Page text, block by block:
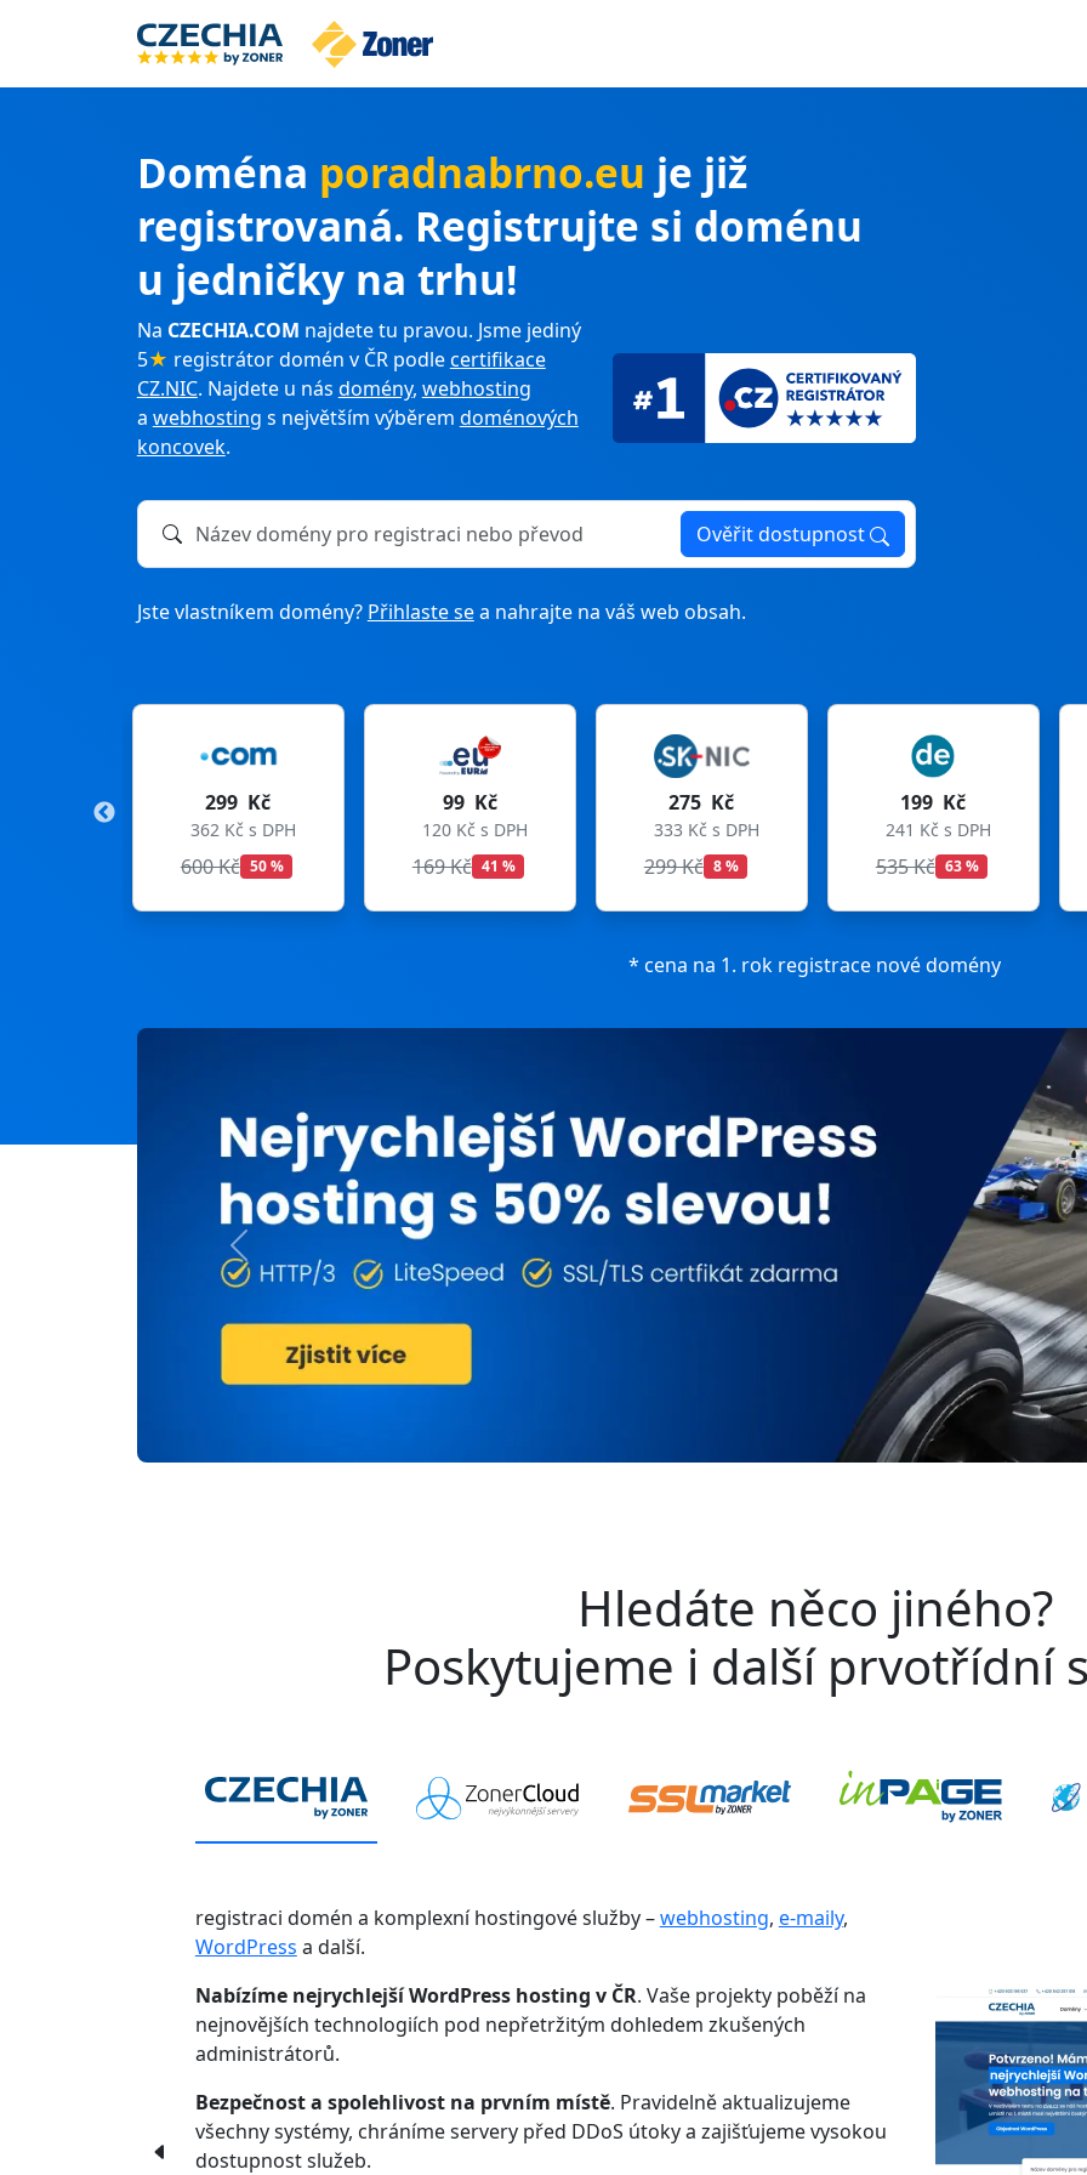
Doména poradnabrno.eu je již
registrovaná. Registrujte si doménu
u jedničky na trhu!
Na CZECHIA.COM najdete tu pravou. Jsme jediný
5★ registrátor domén v ČR podlecertifikace
CZ.NIC. Najdete u nás domény, webhosting
a webhosting s největším výběrem doménových
koncovek.
Název domény k registraci nebo převodu Ověřit dostupnost
Jste vlastníkem domény? Přihlaste sea nahrajte na váš web obsah.
99 Kč
120 Kč s DPH
169 Kč 41 %
275 Kč
333 Kč s DPH
299 Kč 8 %
199 Kč
241 Kč s DPH
535 Kč 63 %
199 Kč
241 Kč s DPH
699 Kč 72 %
* cena na 1. rok registrace nové domény
Previous
Hledáte něco jiného?
Poskytujeme i další prvotřídní
registraci domén a komplexní hostingové služby –webhosting, e-maily,
WordPress a další.
Nabízíme nejrychlejší WordPress hosting v ČR. Vaše projekty poběží na
nejnovějších technologiích pod nepřetržitým dohledem zkušených
administrátorů.
Bezpečnost a spolehlivost na prvním místě. Pravidelně aktualizujeme
všechny systémy, chráníme servery před DDoS útoky a zajišťujeme vysokou
dostupnost služeb.